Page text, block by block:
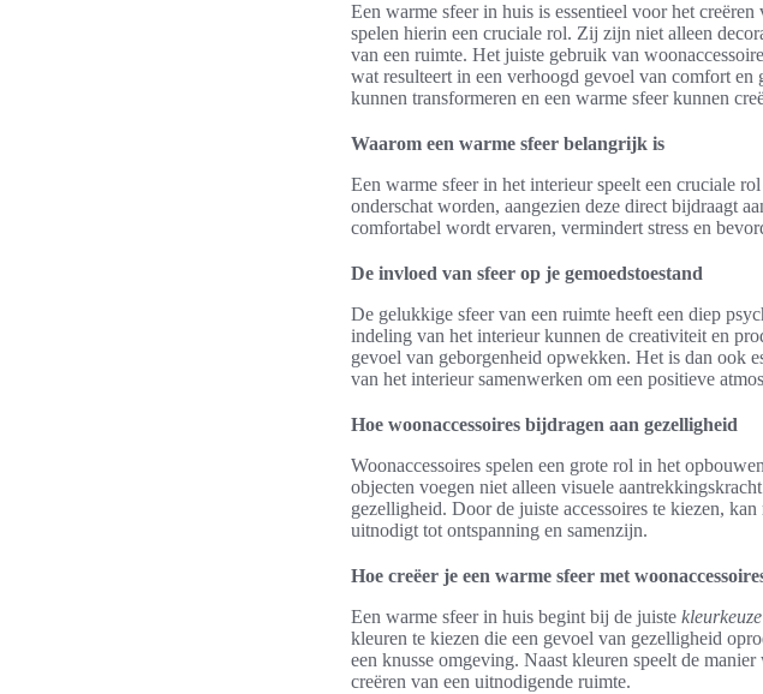
Een warme sfeer in huis is essentieel voor het
spelen hierin een cruciale rol. Zij zijn niet alleen
van een ruimte. Het juiste gebruik van
wat resulteert in een verhoogd gevoel van comfort
kunnen transformeren en een warme sfeer kunnen
Waarom een warme sfeer belangrijk is
Een warme sfeer in het interieur speelt een cruciale
onderschat worden, aangezien deze direct bijdraagt
comfortabel wordt ervaren, vermindert stress en
De invloed van sfeer op je gemoedstoestand
De gelukkige sfeer van een ruimte heeft een diep
indeling van het interieur kunnen de creativiteit en
gevoel van geborgenheid opwekken. Het is dan ook
van het interieur samenwerken om een positieve
Hoe woonaccessoires bijdragen aan gezelligheid
Woonaccessoires spelen een grote rol in het
objecten voegen niet alleen visuele
gezelligheid. Door de juiste accessoires te kiezen,
uitnodigt tot ontspanning en samenzijn.
Hoe creëer je een warme sfeer met
Een warme sfeer in huis begint bij de juiste kleurkeuze
kleuren te kiezen die een gevoel van gezelligheid
een knusse omgeving. Naast kleuren speelt de manier
creëren van een uitnodigende ruimte.